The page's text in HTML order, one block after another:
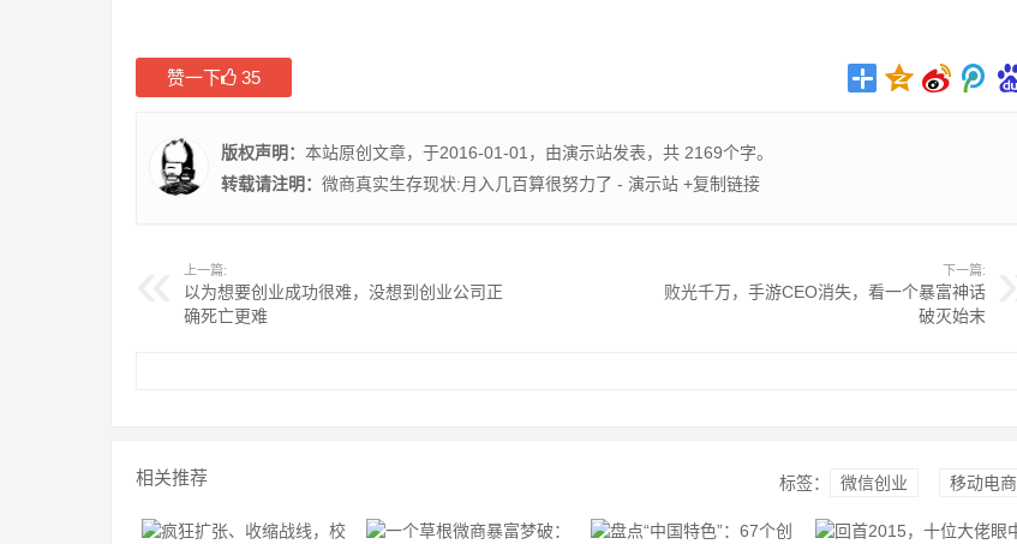
赞一下 35
版权声明： 本站原创文章，于2016-01-01，由演示站发表，共 2169个字。
转载请注明： 微商真实生存现状:月入几百算很努力了 - 演示站 +复制链接
上一篇:
以为想要创业成功很难，没想到创业公司正
确死亡更难
下一篇:
败光千万，手游CEO消失，看一个暴富神话
破灭始末
相关推荐 标签： 微信创业 移动电商